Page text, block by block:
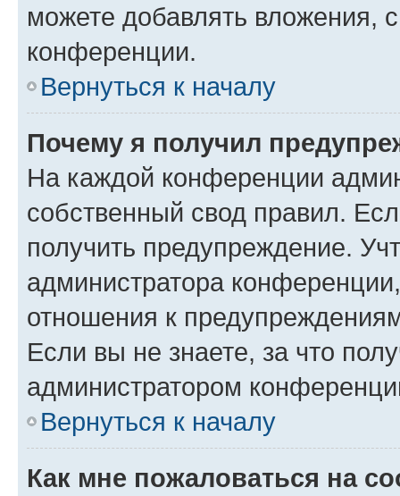
можете добавлять вложения,
конференции.
Вернуться к началу
Почему я получил
На каждой конференции
собственный свод правил.
получить предупреждение.
администратора
отношения к
Если вы не знаете, за что
администратором
Вернуться к началу
Как мне пожаловаться на